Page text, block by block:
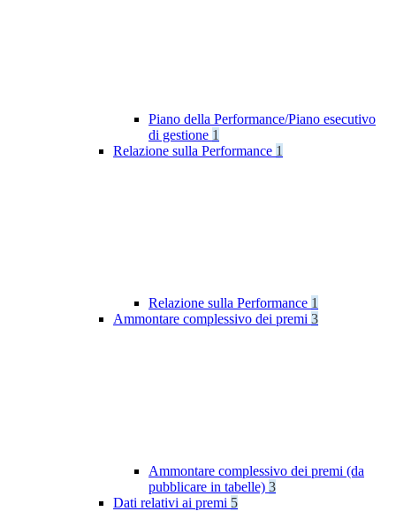
Piano della Performance/Piano esecutivo
di gestione 1
Relazione sulla Performance 1
Relazione sulla Performance 1
Ammontare complessivo dei premi 3
Ammontare complessivo dei premi (da
pubblicare in tabelle) 3
Dati relativi ai premi 5